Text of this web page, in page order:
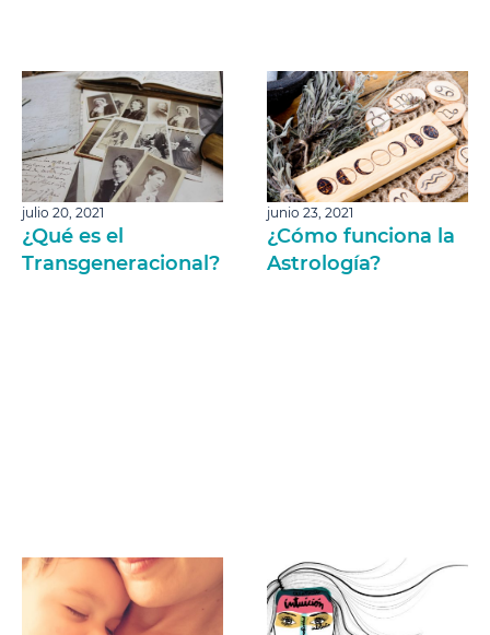
julio 20, 2021
¿Qué es el
Transgeneracional?
junio 23, 2021
¿Cómo funciona la
Astrología?